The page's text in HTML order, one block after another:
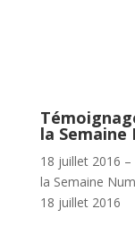
la Semaine
18 juillet 2016
la Semaine
18 juillet 2016